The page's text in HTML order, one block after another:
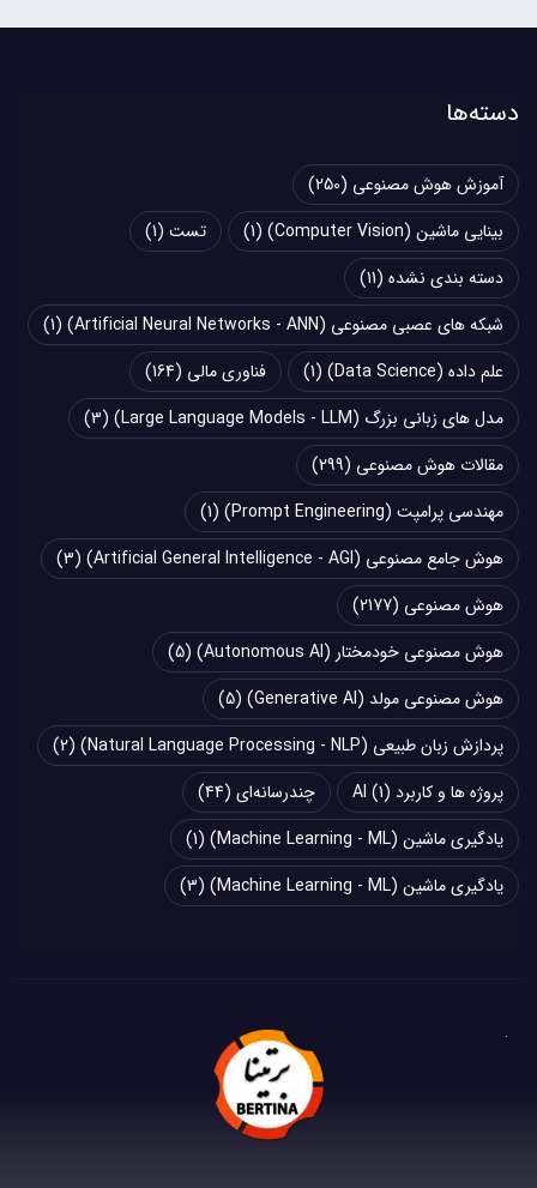
دسته‌ها
آموزش هوش مصنوعی (250)
بینایی ماشین (Computer Vision)
(1) تست (1)
دسته بندی نشده (11)
شبکه های عصبی مصنوعی (Artificial Neural Networks - ANN)
(1)
علم داده (Data Science)
(1) فناوری مالی (164)
مدل های زبانی بزرگ (Large Language Models - LLM)
(3)
مقالات هوش مصنوعی (299)
مهندسی پرامپت (Prompt Engineering)
(1)
هوش جامع مصنوعی (Artificial General Intelligence - AGI)
(3)
هوش مصنوعی (2177)
هوش مصنوعی خودمختار (Autonomous AI)
(5)
هوش مصنوعی مولد (Generative AI)
(5)
پردازش زبان طبیعی (Natural Language Processing - NLP)
(2)
پروژه ها و کاربرد AI (1) چند‌‌رسانه‌ای (44)
یادگیری ماشین (Machine Learning - ML)
(1)
یادگیری ماشین (Machine Learning - ML)
(3)